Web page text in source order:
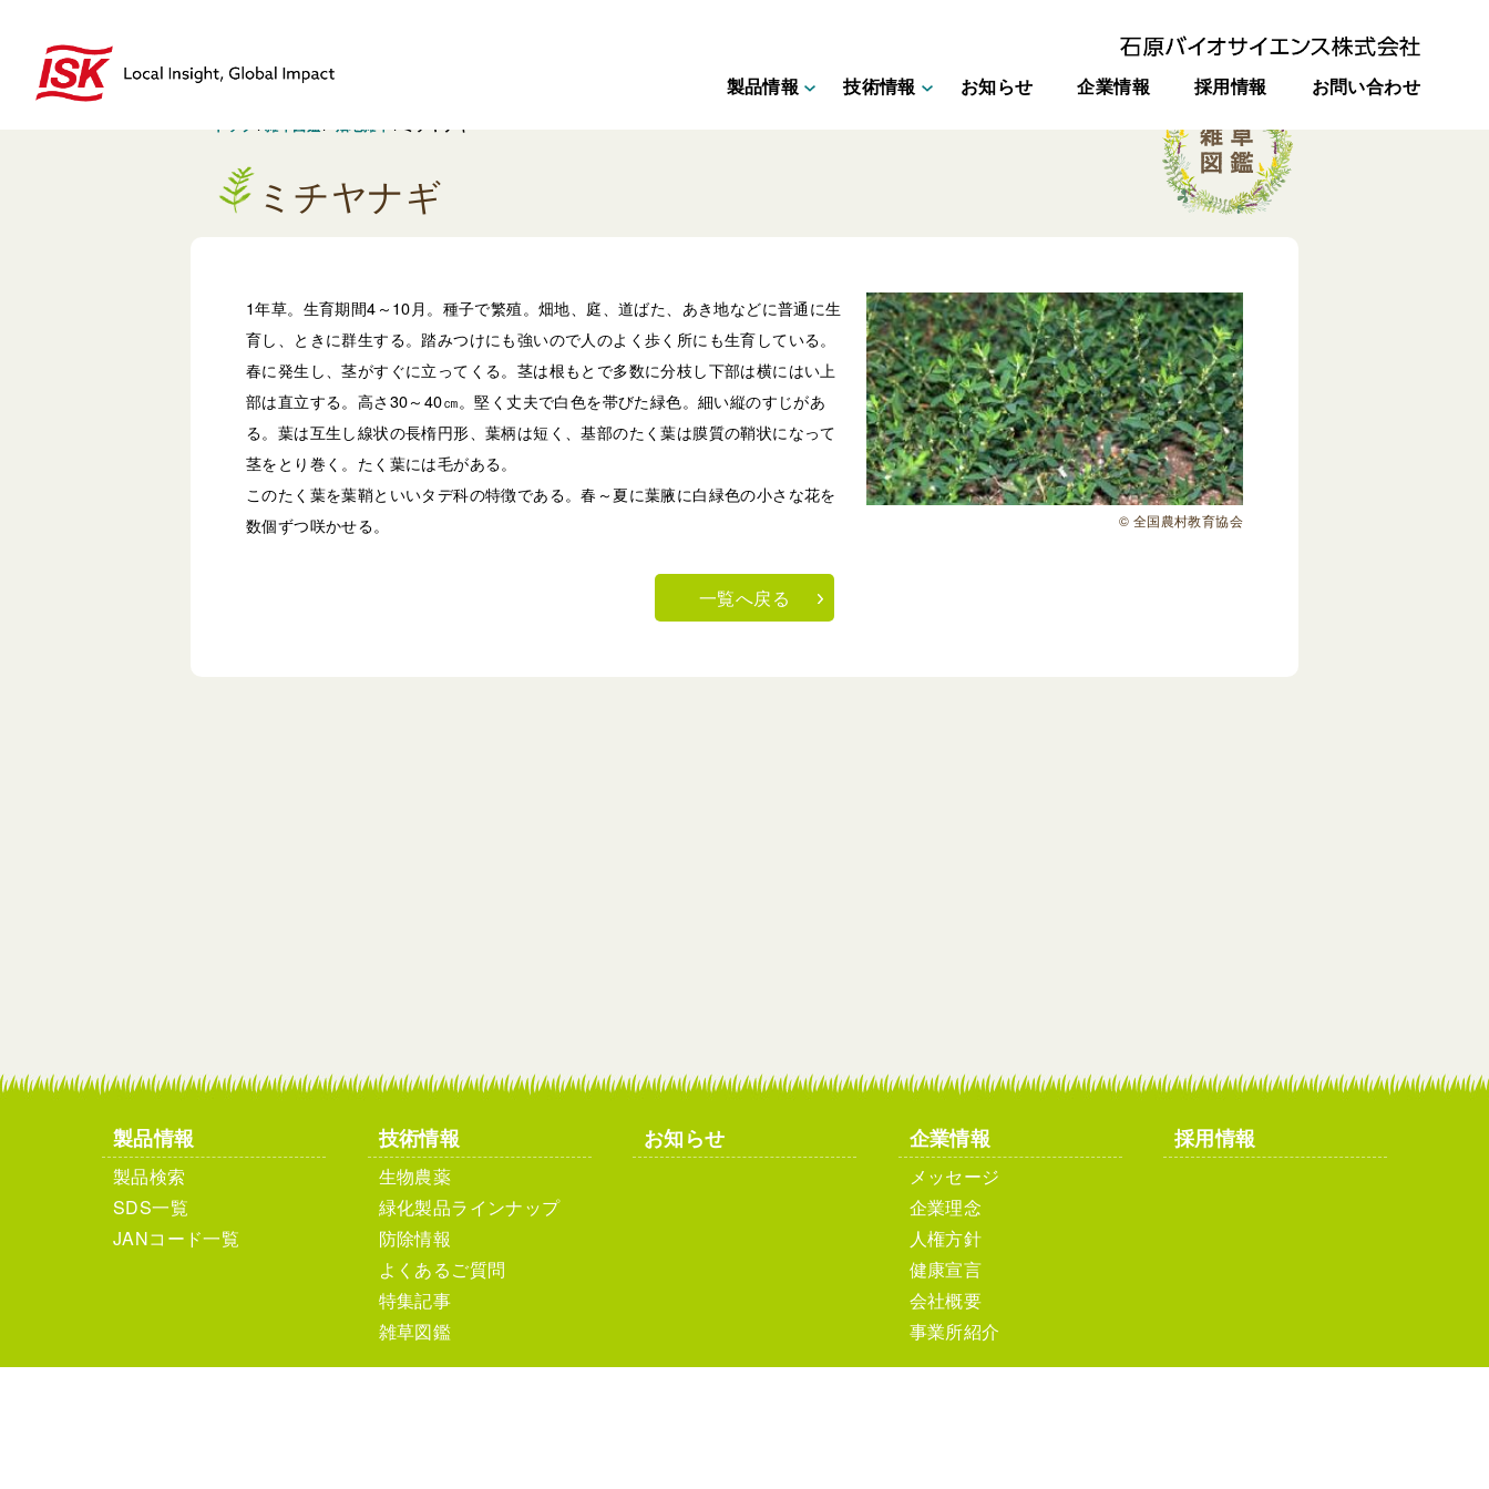
製品情報 技術情報 お知らせ 企業情報 採用情報 お問い合わせ
トップ /雑草図鑑/ 畑地雑草 / ミチヤナギ
ミチヤナギ
© 全国農村教育協会
1年草。生育期間4～10月。種子で繁殖。畑地、庭、道ばた、あき地などに普通に生
育し、ときに群生する。踏みつけにも強いので人のよく歩く所にも生育している。
春に発生し、茎がすぐに立ってくる。茎は根もとで多数に分枝し下部は横にはい上
部は直立する。高さ30～40㎝。堅く丈夫で白色を帯びた緑色。細い縦のすじがあ
る。葉は互生し線状の長楕円形、葉柄は短く、基部のたく葉は膜質の鞘状になって
茎をとり巻く。たく葉には毛がある。
このたく葉を葉鞘といいタデ科の特徴である。春～夏に葉腋に白緑色の小さな花を
数個ずつ咲かせる。
一覧へ戻る
製品情報
製品検索
SDS一覧
JANコード一覧
技術情報
生物農薬
緑化製品ラインナップ
防除情報
よくあるご質問
特集記事
雑草図鑑
お知らせ 企業情報
メッセージ
企業理念
人権方針
健康宣言
会社概要
事業所紹介
採用情報